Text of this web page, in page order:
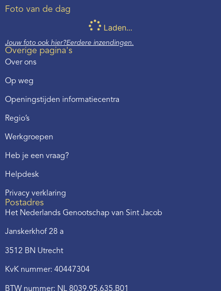
Foto van de dag
Laden...
Jouw foto ook hier?Eerdere inzendingen.
Overige pagina's
Over ons
Op weg
Openingstijden informatiecentra
Regio’s
Werkgroepen
Heb je een vraag?
Helpdesk
Privacy verklaring
Postadres
Het Nederlands Genootschap van Sint Jacob
Janskerkhof 28 a
3512 BN Utrecht
KvK nummer: 40447304
BTW nummer: NL 8039.95.635.B01